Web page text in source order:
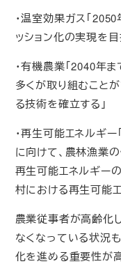
・温室効果ガス「
ッション化の実現を目
・有機農業「2040年
多くが取り組むこと
る技術を確立する」
・再生可能エネルギ
に向けて、農林漁業
再生可能エネルギー
村における再生可能
農業従事者が高齢化
なくなっている状況
化を進める重要性が